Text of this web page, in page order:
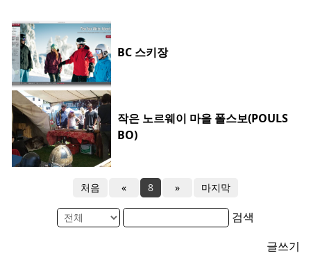
BC 스키장
작은 노르웨이 마을 폴스보(POULS
BO)
처음 « 8 » 마지막
검색
글쓰기